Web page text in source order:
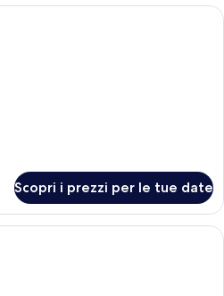
Un letto rifatto con cuscini a motivi
Scopri i prezzi per le tue date
Una camera d'albergo con due letti,